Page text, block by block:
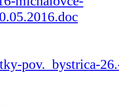
pov._bystrica-